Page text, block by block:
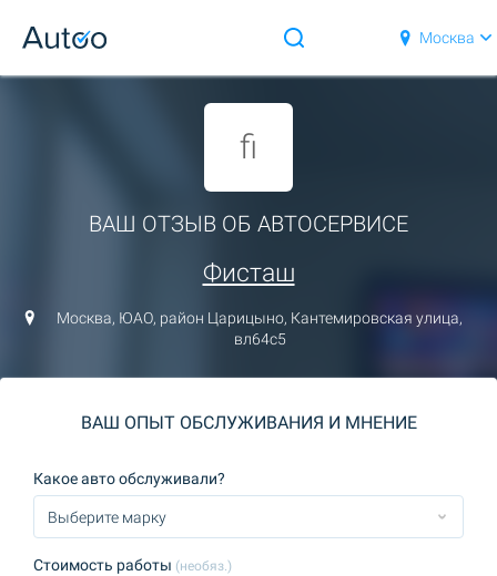
Москва
fi
ВАШ ОТЗЫВ ОБ АВТОСЕРВИСЕ
Фисташ
Москва, ЮАО, район Царицыно, Кантемировская улица,
вл64с5
ВАШ ОПЫТ ОБСЛУЖИВАНИЯ И МНЕНИЕ
Какое авто обслуживали?
Стоимость работы (необяз.)